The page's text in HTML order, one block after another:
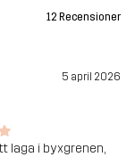
12 Recensioner
5 april 2026
laga i byxgrenen,